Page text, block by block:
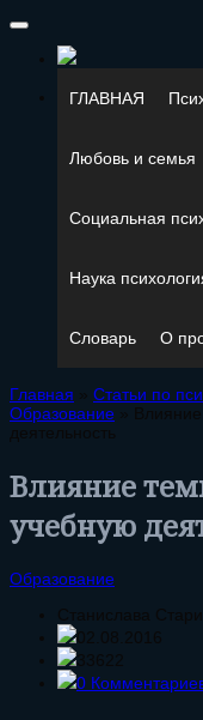
ГЛАВНАЯ
Любовь и семья
Социальная
Наука
Словарь О
Главная » Статьи по
Образование »
деятельность
Влияние
учебную
Образование
Станислава
02.08.2016
33622
0